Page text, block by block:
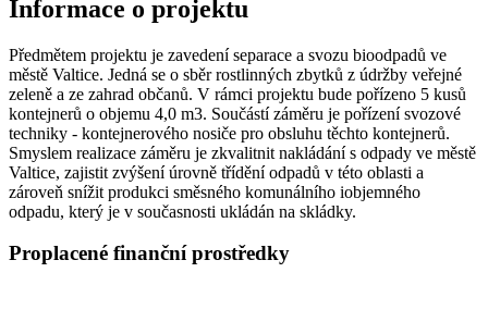
Informace o projektu
Předmětem projektu je zavedení separace a svozu bioodpadů ve
městě Valtice. Jedná se o sběr rostlinných zbytků z údržby veřejné
zeleně a ze zahrad občanů. V rámci projektu bude pořízeno 5 kusů
kontejnerů o objemu 4,0 m3. Součástí záměru je pořízení svozové
techniky - kontejnerového nosiče pro obsluhu těchto kontejnerů.
Smyslem realizace záměru je zkvalitnit nakládání s odpady ve městě
Valtice, zajistit zvýšení úrovně třídění odpadů v této oblasti a
zároveň snížit produkci směsného komunálního iobjemného
odpadu, který je v současnosti ukládán na skládky.
Proplacené finanční prostředky